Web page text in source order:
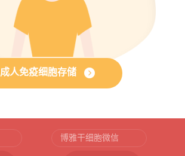
成人免疫细胞存储
博雅干细胞微信